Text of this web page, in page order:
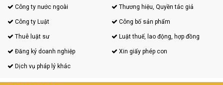
Công ty nước ngoài Thương hiệu, Quyền tác giả
Công ty Luật Công bố sản phẩm
Thuê luật sư Luật thuế, lao động, hợp đồng
Đăng ký doanh nghiệp Xin giấy phép con
Dịch vụ pháp lý khác